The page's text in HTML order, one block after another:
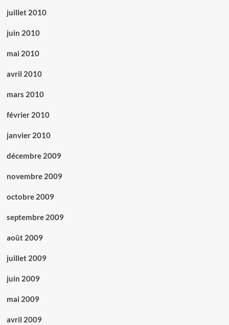
juillet 2010
juin 2010
mai 2010
avril 2010
mars 2010
février 2010
janvier 2010
décembre 2009
novembre 2009
octobre 2009
septembre 2009
août 2009
juillet 2009
juin 2009
mai 2009
avril 2009